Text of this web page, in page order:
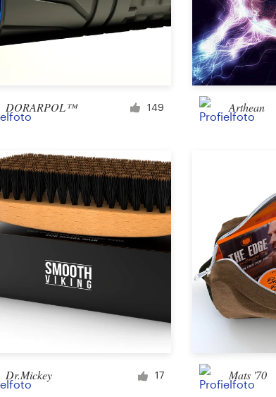
Landingspagina ontwerp
Overig web- of app-ontwerp
Bedrijf en reclame
Kaart, flyer, of print
DORARPOL™ 149 Arthean
Dr.Mickey 17 Mats '70